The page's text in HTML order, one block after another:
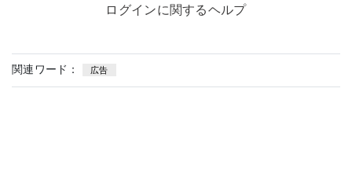
ログインに関するヘルプ
関連ワード： 広告